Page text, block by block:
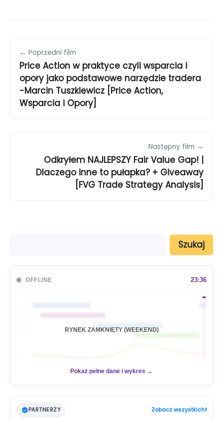
← Poprzedni film
Price Action w praktyce czyli wsparcia i
opory jako podstawowe narzędzie tradera
-Marcin Tuszkiewicz [Price Action,
Wsparcia i Opory]
Następny film →
Odkryłem NAJLEPSZY Fair Value Gap! |
Dlaczego inne to pułapka? + Giveaway
[FVG Trade Strategy Analysis]
Szukaj
OFFLINE 23:36
RYNEK ZAMKNIĘTY (WEEKEND)
Pokaż pełne dane i wykres →
PARTNERZY Zobacz wszystkich›